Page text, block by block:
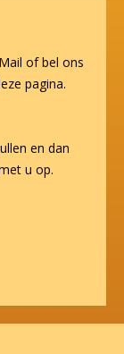
of bel ons
pagina.
en dan
u op.